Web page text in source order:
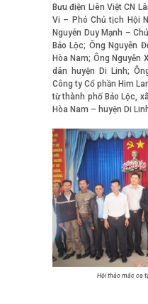
Bưu điện Liên Việt CN
Vi – Phó Chủ tịch Hội
Nguyễn Duy Mạnh –
Bảo Lộc; Ông Nguyễn
Hòa Nam; Ông Nguyễn
dân huyện Di Linh;
Công ty Cổ phần Him
từ thành phố Bảo Lộc,
Hòa Nam – huyện Di
Hội thảo mắc ca